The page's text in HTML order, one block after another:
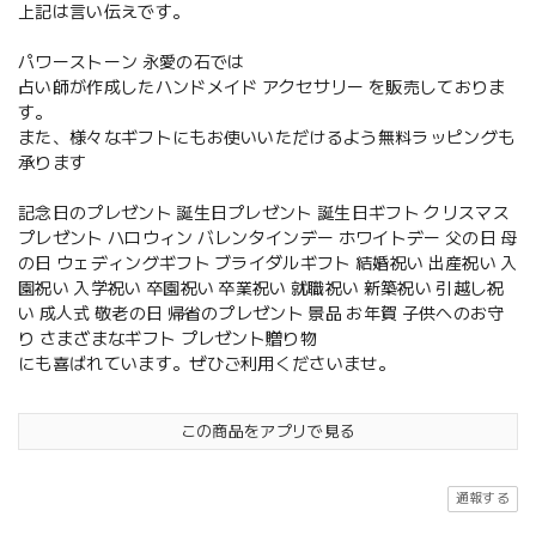
上記は言い伝えです。
パワーストーン 永愛の石では
占い師が作成したハンドメイド アクセサリー を販売しておりま
す。
また、様々なギフトにもお使いいただけるよう無料ラッピングも
承ります
記念日のプレゼント 誕生日プレゼント 誕生日ギフト クリスマス
プレゼント ハロウィン バレンタインデー ホワイトデー 父の日 母
の日 ウェディングギフト ブライダルギフト 結婚祝い 出産祝い 入
園祝い 入学祝い 卒園祝い 卒業祝い 就職祝い 新築祝い 引越し祝
い 成人式 敬老の日 帰省のプレゼント 景品 お年賀 子供へのお守
り さまざまなギフト プレゼント贈り物
にも喜ばれています。ぜひご利用くださいませ。
この商品をアプリで見る
通報する